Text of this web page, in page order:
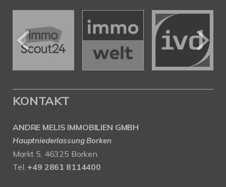
KONTAKT
ANDRE MELIS IMMOBILIEN GMBH
Hauptniederlassung Borken
Markt 5, 46325 Borken
Tel. +49 2861 8114400